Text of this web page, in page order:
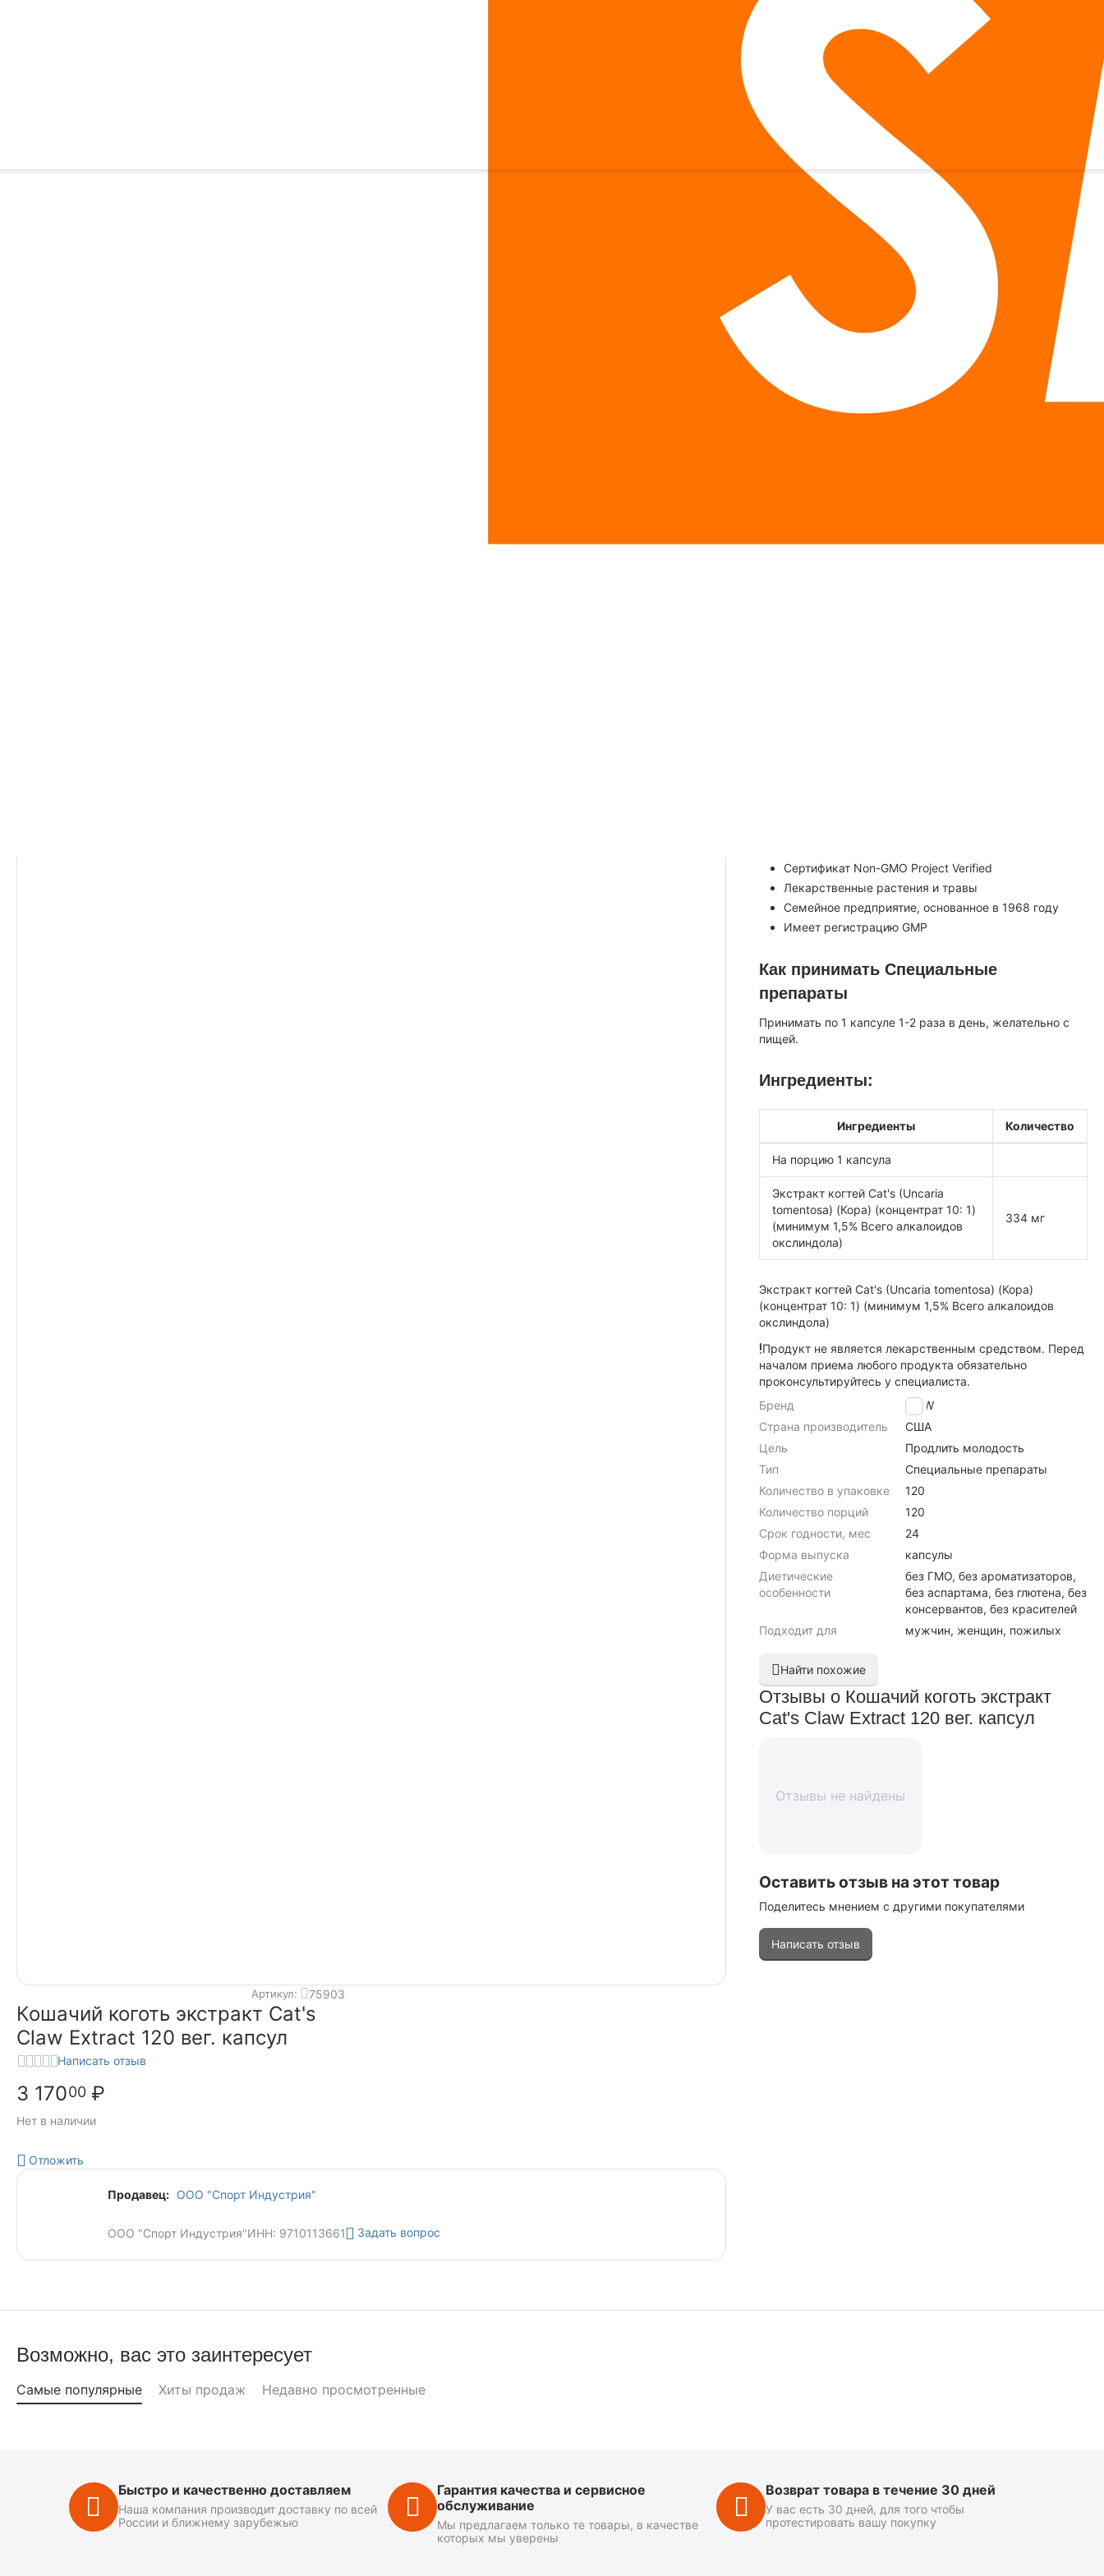
Артикул: 75903
Кошачий коготь экстракт Cat's
Claw Extract 120 вег. капсул
Написать отзыв
3 17000 ₽
Нет в наличии
Отложить
Продавец: ООО "Спорт Индустрия"
ООО "Спорт Индустрия"ИНН: 9710113661 Задать вопрос
Сертификат Non-GMO Project Verified
Лекарственные растения и травы
Семейное предприятие, основанное в 1968 году
Имеет регистрацию GMP
Как принимать Специальные
препараты
Принимать по 1 капсуле 1-2 раза в день, желательно с
пищей.
Ингредиенты:
Ингредиенты Количество
На порцию 1 капсула
Экстракт когтей Cat's (Uncaria
tomentosa) (Кора) (концентрат 10: 1)
(минимум 1,5% Всего алкалоидов
окслиндола)
334 мг
Экстракт когтей Cat's (Uncaria tomentosa) (Кора)
(концентрат 10: 1) (минимум 1,5% Всего алкалоидов
окслиндола)
Продукт не является лекарственным средством. Перед
началом приема любого продукта обязательно
проконсультируйтесь у специалиста.
Бренд
NOW
Страна производитель
США
Цель
Продлить молодость
Тип
Специальные препараты
Количество в упаковке
120
Количество порций
120
Срок годности, мес
24
Форма выпуска
капсулы
Диетические
особенности
без ГМО, без ароматизаторов,
без аспартама, без глютена, без
консервантов, без красителей
Подходит для
мужчин, женщин, пожилых
Найти похожие
Отзывы о Кошачий коготь экстракт
Cat's Claw Extract 120 вег. капсул
Отзывы не найдены
Оставить отзыв на этот товар
Поделитесь мнением с другими покупателями
Написать отзыв
Возможно, вас это заинтересует
Самые популярные Хиты продаж Недавно просмотренные
Быстро и качественно доставляем
Наша компания производит доставку по всей
России и ближнему зарубежью
Гарантия качества и сервисное
обслуживание
Мы предлагаем только те товары, в качестве
которых мы уверены
Возврат товара в течение 30 дней
У вас есть 30 дней, для того чтобы
протестировать вашу покупку